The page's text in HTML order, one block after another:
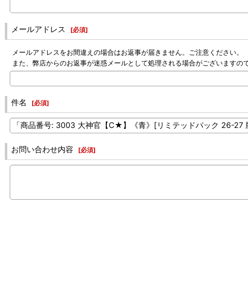
メールアドレス [必須]
メールアドレスをお間違えの場合はお返事が届きません。ご注意ください。
また、弊店からのお返事が迷惑メールとして処理される場合がございますの
件名 [必須]
お問い合わせ内容 [必須]